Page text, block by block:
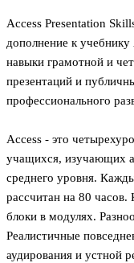
Access Presentation
дополнение к
навыки грамотной и
презентаций и
профессионального
Access - это
учащихся, изучающих
среднего уровня.
рассчитан на 80
блоки в модулях.
Реалистичные
аудирования и устной